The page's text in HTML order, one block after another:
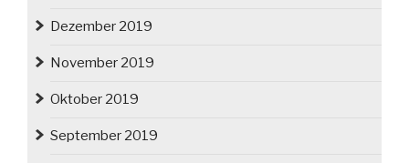
Dezember 2019
November 2019
Oktober 2019
September 2019